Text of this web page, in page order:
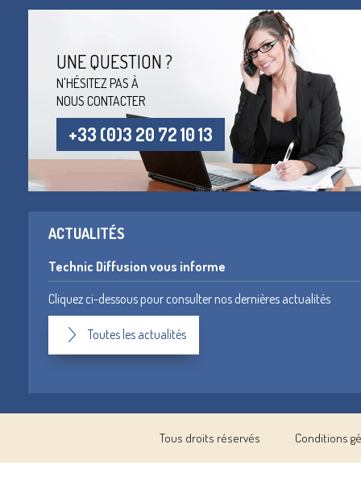
UNE QUESTION ?
N'HÉSITEZ PAS À
NOUS CONTACTER
+33 (0)3 20 72 10 13
ACTUALITÉS
Technic Diffusion vous informe
Cliquez ci-dessous pour consulter nos dernières actualités
Toutes les actualités
Tous droits réservés Conditions